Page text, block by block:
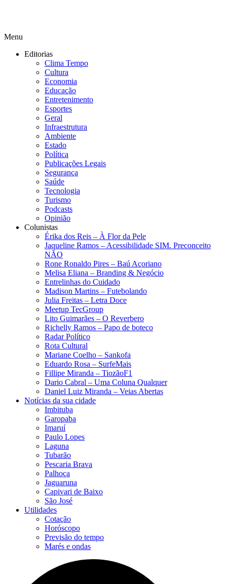
Menu
Editorias
Clima Tempo
Cultura
Economia
Educação
Entretenimento
Esportes
Geral
Infraestrutura
Ambiente
Estado
Política
Publicações Legais
Segurança
Saúde
Tecnologia
Turismo
Podcasts
Opinião
Colunistas
Érika dos Reis​ – À Flor da Pele
Jaqueline Ramos – Acessibilidade SIM. Preconceito
NÃO
Rone Ronaldo Pires – Baú Açoriano
Melisa Eliana – Branding & Negócio
Entrelinhas do Cuidado
Madison Martins – Futebolando
Julia Freitas​ – Letra Doce
Meetup TecGroup
Lito Guimarães – O Reverbero
Richelly Ramos​ – Papo de boteco
Radar Político
Rota Cultural
Mariane Coelho – Sankofa
Eduardo Rosa​ – SurfeMais
Fillipe Miranda – TiozãoF1
Dario Cabral – Uma Coluna Qualquer
Daniel Luiz Miranda – Veias Abertas
Notícias da sua cidade
Imbituba
Garopaba
Imaruí
Paulo Lopes
Laguna
Tubarão
Pescaria Brava
Palhoça
Jaguaruna
Capivari de Baixo
São José
Utilidades
Cotação
Horóscopo
Previsão do tempo
Marés e ondas